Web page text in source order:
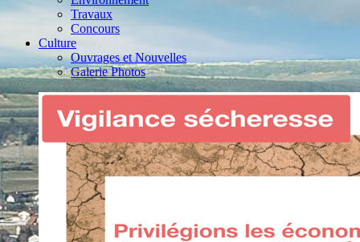
Travaux
Concours
Culture
Ouvrages et Nouvelles
Galerie Photos